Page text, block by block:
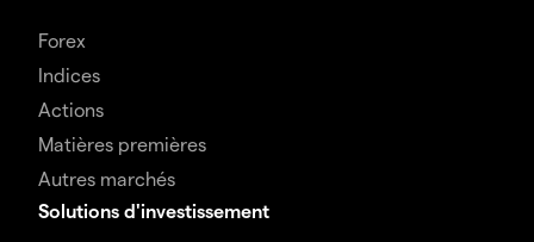
Forex
Indices
Actions
Matières premières
Autres marchés
Solutions d'investissement